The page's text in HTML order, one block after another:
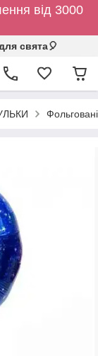
від 3000
свята🎈